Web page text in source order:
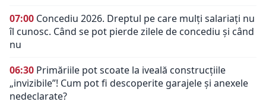
07:00 Concediu 2026. Dreptul pe care mulți salariați nu
îl cunosc. Când se pot pierde zilele de concediu și când
nu
06:30 Primăriile pot scoate la iveală construcțiile
„invizibile”! Cum pot fi descoperite garajele și anexele
nedeclarate?